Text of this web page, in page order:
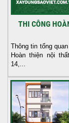
THI CÔNG
Thông tin tổng
Hoàn thiện nội
14,...